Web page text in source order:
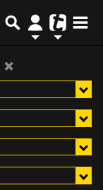
×